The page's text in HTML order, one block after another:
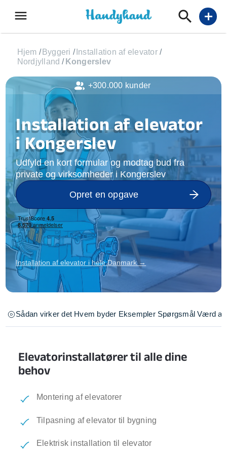
menu add
Hjem / Byggeri / Installation af elevator /
Nordjylland / Kongerslev
Installation af elevator
i Kongerslev
Udfyld en kort formular og modtag bud fra
private og virksomheder i Kongerslev
Opret en opgave
Installation af elevator i hele Danmark →
Sådan virker det Hvem byder Eksempler Spørgsmål Værd at
Elevatorinstallatører til alle dine
behov
Montering af elevatorer
Tilpasning af elevator til bygning
Elektrisk installation til elevator
+300.000 kunder